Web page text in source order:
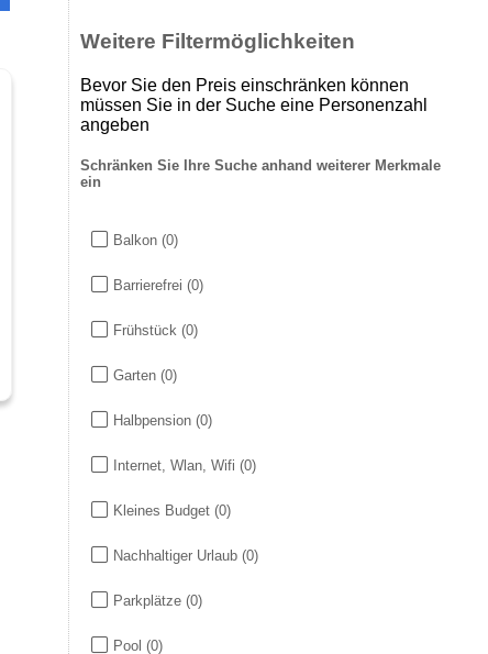
Weitere Filtermöglichkeiten
Bevor Sie den Preis einschränken können
müssen Sie in der Suche eine Personenzahl
angeben
Schränken Sie Ihre Suche anhand weiterer Merkmale
ein
Balkon (0)
Barrierefrei (0)
Frühstück (0)
Garten (0)
Halbpension (0)
Internet, Wlan, Wifi (0)
Kleines Budget (0)
Nachhaltiger Urlaub (0)
Parkplätze (0)
Pool (0)